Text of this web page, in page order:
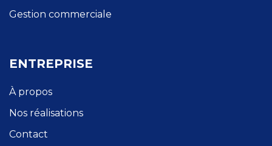
Gestion commerciale
ENTREPRISE
À propos
Nos réalisations
Contact